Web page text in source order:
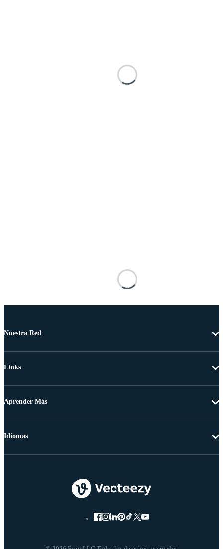
Nuestra Red
Links
Aprender Más
Idiomas